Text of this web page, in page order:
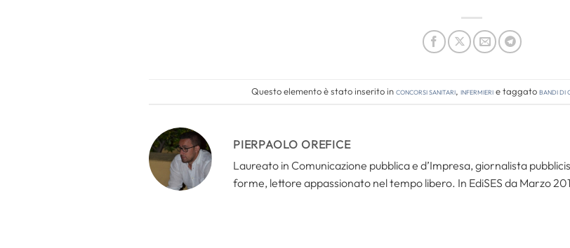
Questo elemento è stato inserito inConcorsi Sanitari, Infermierie taggatobandi di
PIERPAOLO OREFICE
Laureato in Comunicazione pubblica e d’Impresa, giornalista
forme, lettore appassionato nel tempo libero. In EdiSES da Marzo